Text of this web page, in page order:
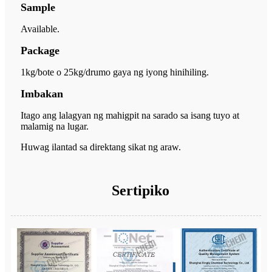
Sample
Available.
Package
1kg/bote o 25kg/drumo gaya ng iyong hinihiling.
Imbakan
Itago ang lalagyan ng mahigpit na sarado sa isang tuyo at
malamig na lugar.
Huwag ilantad sa direktang sikat ng araw.
Sertipiko